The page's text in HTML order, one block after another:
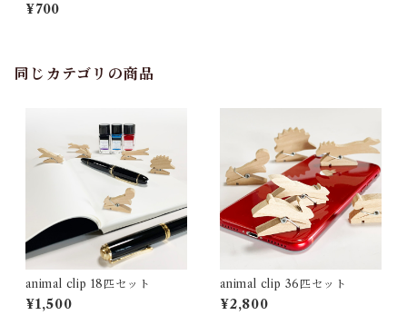
¥700
同じカテゴリの商品
animal clip 18匹セット
¥1,500
animal clip 36匹セット
¥2,800